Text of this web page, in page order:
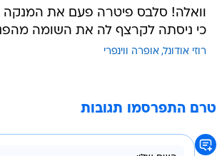
וואלה! סלבס פיטרה פעם את
כי ניסתה לקרצף לה את השומה
רוזי אודונל אופרה ווינפרי
טרם התפרסמו תגובות